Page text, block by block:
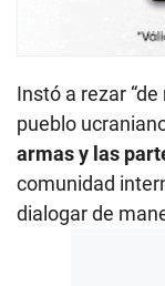
Instó a rezar
pueblo
armas y las
comunidad
dialogar de